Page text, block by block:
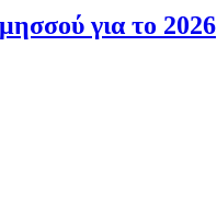
για το 2026